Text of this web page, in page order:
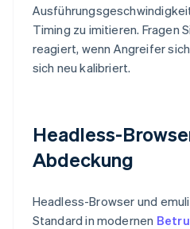
Timing zu imitieren. Fragen
reagiert, wenn Angreifer
sich neu kalibriert.
Headless-
Abdeckung
Headless-Browser und
Standard in modernen